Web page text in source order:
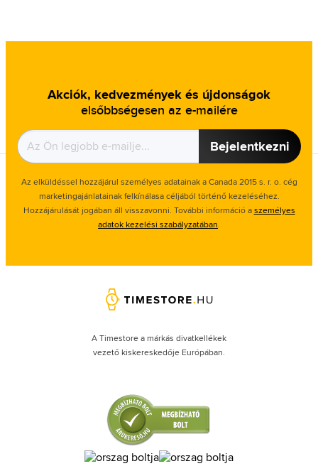
Akciók, kedvezmények és újdonságok
elsőbbségesen az e-mailére
Bejelentkezni
Az elküldéssel hozzájárul személyes adatainak a Canada 2015 s. r. o. cég
marketingajánlatainak felkínálasa céljából történő kezeléséhez.
Hozzájárulását jogában áll visszavonni. További információ aszemélyes
adatok kezelési szabályzatában.
A Timestore a márkás divatkellékek
vezető kiskereskedője Európában.